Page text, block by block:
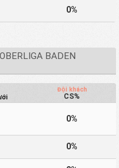
0%
BADEN
Đội khách
CS%
0%
0%